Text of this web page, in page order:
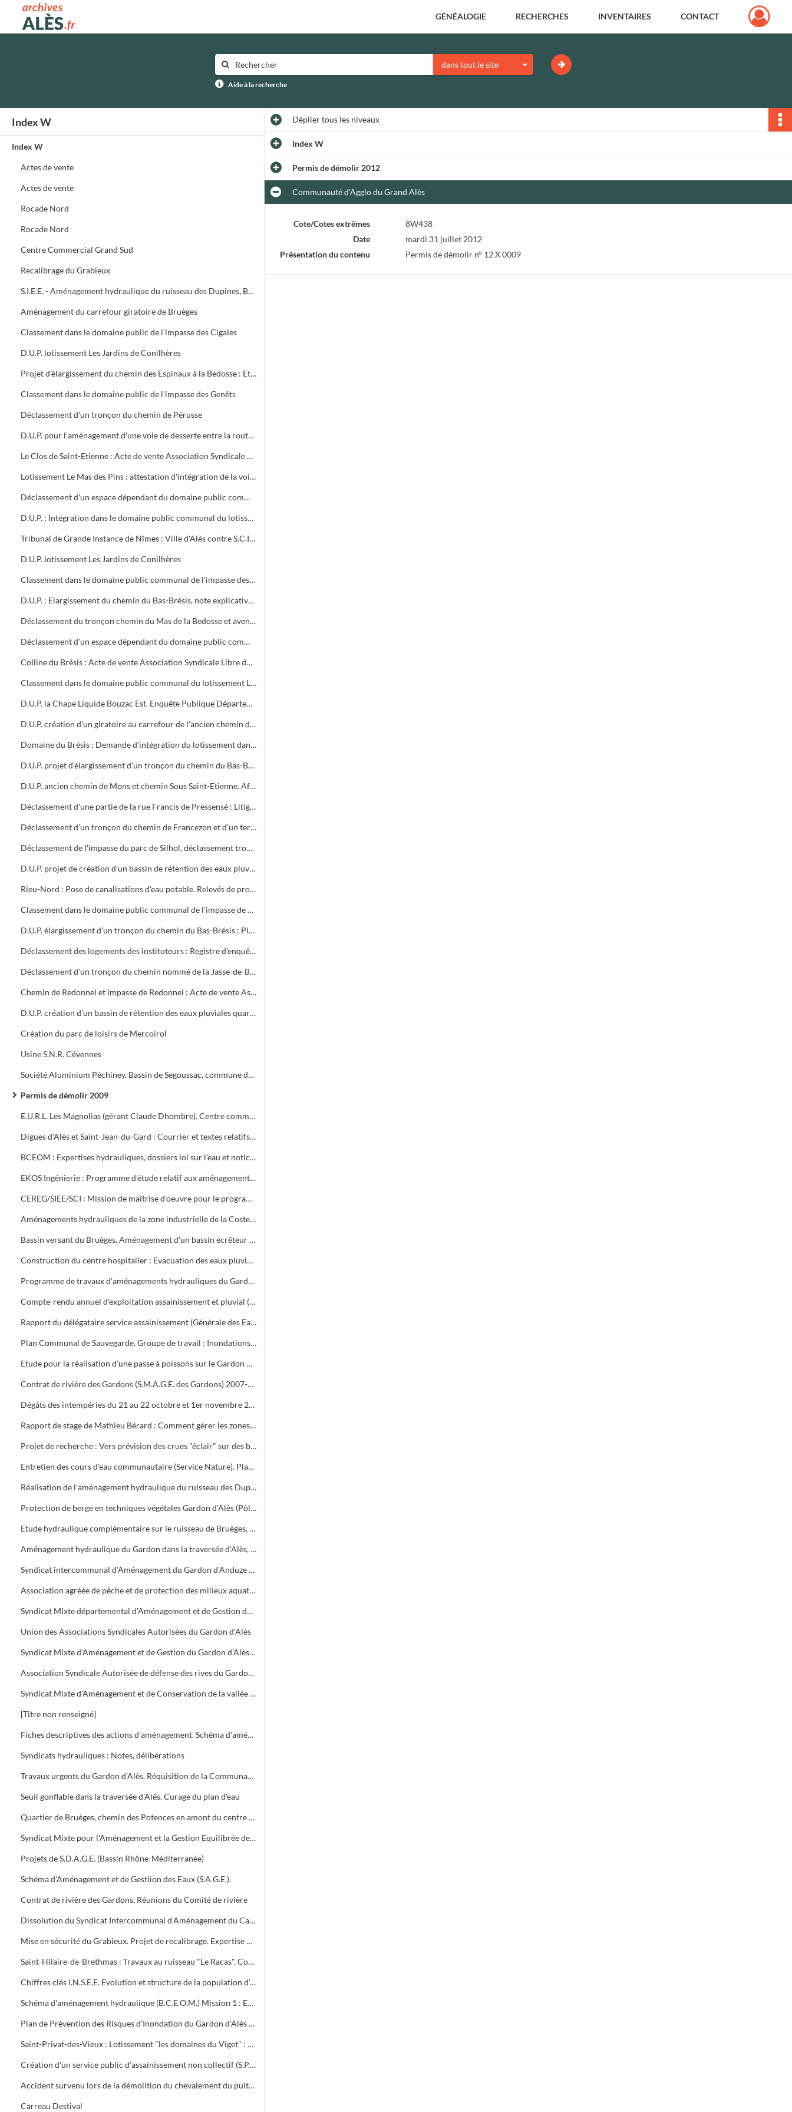
Archives municipales d'Alès GÉNÉALOGIE RECHERCHES INVENTAIRES CONTACT
dans tout le site
Aide à la recherche
Index W
Index W
Actes de vente
Actes de vente
Rocade Nord
Rocade Nord
Centre Commercial Grand Sud
Recalibrage du Grabieux
S.I.E.E. - Aménagement hydraulique du ruisseau des Dupines, Basse-Prairie Nord et Sud, communes d'Alès et Saint-Christol-les-Alès
Aménagement du carrefour giratoire de Bruèges
Classement dans le domaine public de l'impasse des Cigales
D.U.P. lotissement Les Jardins de Conilhères
Projet d'élargissement du chemin des Espinaux à la Bedosse : Etat parcellaire après cession à la ville 1996/1997
Classement dans le domaine public de l'impasse des Genêts
Déclassement d'un tronçon du chemin de Pérusse
D.U.P. pour l'aménagement d'une voie de desserte entre la route de Bagnols et l'avenue de Croupillac : Rapport du commissaire enquêteur le 31/10/1997
Le Clos de Saint-Etienne : Acte de vente Association Syndicale Libre Le Clos de Saint-Etienne et la ville d'Alès
Lotissement Le Mas des Pins : attestation d'intégration de la voirie dans le domaine communal de l'impasse Jean-Baptiste Lulli
Déclassement d'un espace dépendant du domaine public communal quartier de Brouzen
D.U.P. : Intégration dans le domaine public communal du lotissement Les Hauts des Prés-Rasclaux
Tribunal de Grande Instance de Nîmes : Ville d'Alès contre S.C.I. Le Hameau du Prés Fleuri. Ordonnance d'expropriation du 10/03/2005 pour l'aménagement d'un carrefour vieille route d'Anduze. D.U.P. abandonnée 04/2006
D.U.P. lotissement Les Jardins de Conilhères
Classement dans le domaine public communal de l'impasse des Hautes-Prairies. Acte de vente les co-lotis domaine de la Haute-Prairie et ville d'Alès
D.U.P. : Elargissement du chemin du Bas-Brésis, note explicative et plans
Déclassement du tronçon chemin du Mas de la Bedosse et avenue du maréchal Juin
Déclassement d'un espace dépendant du domaine public communal avenue Winston Churchill
Colline du Brésis : Acte de vente Association Syndicale Libre du lotissement Domaine du Brésis et ville d'Alès. Classement de la rue de la Colline du Brésis dans le domaine public communal
Classement dans le domaine public communal du lotissement Le Mas des Pins, impasse Jean-Baptiste Lulli (juin 2007). Rapport d'inspection télévisuelle des canalisations souterraines
D.U.P. la Chape Liquide Bouzac Est. Enquête Publique Département du Gard : Rapport et conclusions du Commissaire Enquêteur
D.U.P. création d'un giratoire au carrefour de l'ancien chemin de Mons et du chemin Sous Saint-Etienne
Domaine du Brésis : Demande d'intégration du lotissement dans le domaine public
D.U.P. projet d'élargissement d'un tronçon du chemin du Bas-Brésis
D.U.P. ancien chemin de Mons et chemin Sous Saint-Etienne. Affaire Delorme Raquidel et ville d'Alès (expropriation)
Déclassement d'une partie de la rue Francis de Pressensé : Litige entre la S.C.I. STEBRU et la ville d'Alès
Déclassement d'un tronçon du chemin de Francezon et d'un terrain avenue Olivier de Serres
Déclassement de l'impasse du parc de Silhol, déclassement tronçon avenues Vincent d'Indy et Paul Langevin
D.U.P. projet de création d'un bassin de rétention des eaux pluviales quartier de Bruèges. Tribunal de Grande Instance de Nîmes : Expropriation ville d'Alès et consorts Vally
Rieu-Nord : Pose de canalisations d'eau potable. Relevés de propriétés, numéros des parcelles, noms des propriétaires
Classement dans le domaine public communal de l'impasse de Saint-Etienne à Larnac : Acte de vente les colotis du lotissement Niel-Evesque
D.U.P. élargissement d'un tronçon du chemin du Bas-Brésis : Plans et estimation des dépenses
Déclassement des logements des instituteurs : Registre d'enquête publique, factures, annonces dans la presse
Déclassement d'un tronçon du chemin nommé de la Jasse-de-Bernard à la Bedosse : Factures, presse
Chemin de Redonnel et impasse de Redonnel : Acte de vente Association Syndicale Libre du lotissement la Colline de Redonnel et ville d'Alès
D.U.P. création d'un bassin de rétention des eaux pluviales quartier Saint- Etienne Est
Création du parc de loisirs de Mercoirol
Usine S.N.R. Cévennes
Société Aluminium Péchiney. Bassin de Segoussac, commune de Rousson
Permis de démolir 2009
E.U.R.L. Les Magnolias (gérant Claude Dhombre). Centre commercial Porte Sud : Contentieux
Digues d'Alès et Saint-Jean-du-Gard : Courrier et textes relatifs à la sécurité
BCEOM : Expertises hydrauliques, dossiers loi sur l'eau et notice d'incidence sur le territoire de la Communauté d'Agglomération du Grand Alès. Paiements
EKOS Ingénierie : Programme d'étude relatif aux aménagements hydrauliques sur le territoire de la Communauté d'Agglomération du Grand Alès. Pièces du marché
CEREG/SIEE/SCI : Mission de maîtrise d'oeuvre pour le programme d'urgence de protection contre les inondations. Paiements
Aménagements hydrauliques de la zone industrielle de la Coste la Vabreille (commune de Saint-Martin de Valgalgalgues)
Bassin versant du Bruèges. Aménagement d'un bassin écrêteur des crues. Déclaration
Construction du centre hospitalier : Evacuation des eaux pluviales. Dossier d'autorisation
Programme de travaux d'aménagements hydrauliques du Gardon dans la traversée de la ville tranche 3. Projet d'aménagement des berges zones amont et aval
Compte-rendu annuel d'exploitation assainissement et pluvial (Ruas)
Rapport du délégataire service assainissement (Générale des Eaux, Veolia)
Plan Communal de Sauvegarde. Groupe de travail : Inondations (dossier de Philippe Fages). Plan inondations (07/10/2008)
Etude pour la réalisation d'une passe à poissons sur le Gardon dans la traversée d'Alès au niveau du seuil escamotable de la Prairie.
Contrat de rivière des Gardons (S.M.A.G.E. des Gardons) 2007-2008.
Dégâts des intempéries du 21 au 22 octobre et 1er novembre 2008 sur les communes d'Alès, Soustelle et Mialet
Rapport de stage de Mathieu Bérard : Comment gérer les zones de débordement en période de crue (diplôme de brevet technicien supérieur agricole)
Projet de recherche : Vers prévision des crues "éclair" sur des bassins versants non jaugés, par Sophie Sauvagnargues-Lesage et Pierre-Alain Ayral (Ecole des Mines d'Alès)
Entretien des cours d'eau communautaire (Service Nature). Planning d'intervention
Réalisation de l'aménagement hydraulique du ruisseau des Dupines et de ses affluents Basse Prairie Nord et Sud
Protection de berge en techniques végétales Gardon d'Alès (Pôle Infrastructures, service hydraulique)
Etude hydraulique complémentaire sur le ruisseau de Bruèges, commune de Saint-Privat-des-Vieux (S.I.E.E.)
Aménagement hydraulique du Gardon dans la traversée d'Alès, porté à la connaissance du Préfet pour la modification d'un aménagement autorisé au titre du Code de l'Environnement (Egis eau, BCEOM France)
Syndicat intercommunal d'Aménagement du Gardon d'Anduze (S.I.A.G.A.)
Association agréée de pêche et de protection des milieux aquatiques (A.A.P.P.M.A.)
Syndicat Mixte départemental d'Aménagement et de Gestion des cours d'eau et milieux aquatiques du Gard
Union des Associations Syndicales Autorisées du Gardon d'Alès
Syndicat Mixte d'Aménagement et de Gestion du Gardon d'Alès (S.M.A.G.G.A.)
Association Syndicale Autorisée de défense des rives du Gardon de Saint-Christol-lez-Alès et de Saint-Hilaire-de-Brethmas
Syndicat Mixte d'Aménagement et de Conservation de la vallée du Galeizon
[Titre non renseigné]
Fiches descriptives des actions d’aménagement. Schéma d'aménagement hydraulique du territoire de l'Agglo
Syndicats hydrauliques : Notes, délibérations
Travaux urgents du Gardon d'Alès. Réquisition de la Communauté d'Agglomération du Grand Alès du 25 septembre 2002.
Seuil gonflable dans la traversée d'Alès. Curage du plan d'eau
Quartier de Bruèges, chemin des Potences en amont du centre hospitalier : Création d'un bassin écrêteur de crues
Syndicat Mixte pour l'Aménagement et la Gestion Equilibrée des Gardons (S.M.A.G.E.)
Projets de S.D.A.G.E. (Bassin Rhône-Méditerranée)
Schéma d'Aménagement et de Gestiion des Eaux (S.A.G.E.).
Contrat de rivière des Gardons. Réunions du Comité de rivière
Dissolution du Syndicat Intercommunal d'Aménagement du Carriol et des affluents des Gardons d'Alès et d'ANDUZE
Mise en sécurité du Grabieux. Projet de recalibrage. Expertise B.C.E.O.M., enquête publique, travaux
Saint-Hilaire-de-Brethmas : Travaux au ruisseau "Le Racas". Conventions avec les propriétaires. Etudes B.C.E.O.M.
Chiffres clés I.N.S.E.E. Evolution et structure de la population d'Alès et autres communes d'Alès-Agglo (2 mises à jour)
Schéma d'aménagement hydraulique (B.C.E.O.M.) Mission 1 : Extension aux 8 nouvelles communes . Mission 2 : Dossier de synthèse
Plan de Prévention des Risques d'Inondation du Gardon d'Alès (P.P.R.I.)
Saint-Privat-des-Vieux : Lotissement "les domaines du Viget" : Autorisation de lotir, plans de bornage et de récolement
Création d'un service public d'assainissement non collectif (S.P.A.N.C.)
Accident survenu lors de la démolition du chevalement du puits Destival.
Carreau Destival
Dépliertous les niveaux
Index W
Permis de démolir 2012
Communauté d'Agglo du Grand Alès
Cote/Cotes extrêmes
8W438
Date
mardi 31 juillet 2012
Présentation du contenu
Permis de démolir n° 12 X 0009